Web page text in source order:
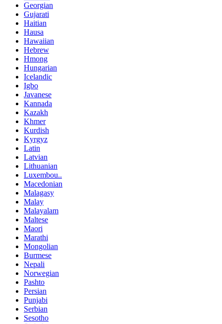
Georgian
Gujarati
Haitian
Hausa
Hawaiian
Hebrew
Hmong
Hungarian
Icelandic
Igbo
Javanese
Kannada
Kazakh
Khmer
Kurdish
Kyrgyz
Latin
Latvian
Lithuanian
Luxembou..
Macedonian
Malagasy
Malay
Malayalam
Maltese
Maori
Marathi
Mongolian
Burmese
Nepali
Norwegian
Pashto
Persian
Punjabi
Serbian
Sesotho